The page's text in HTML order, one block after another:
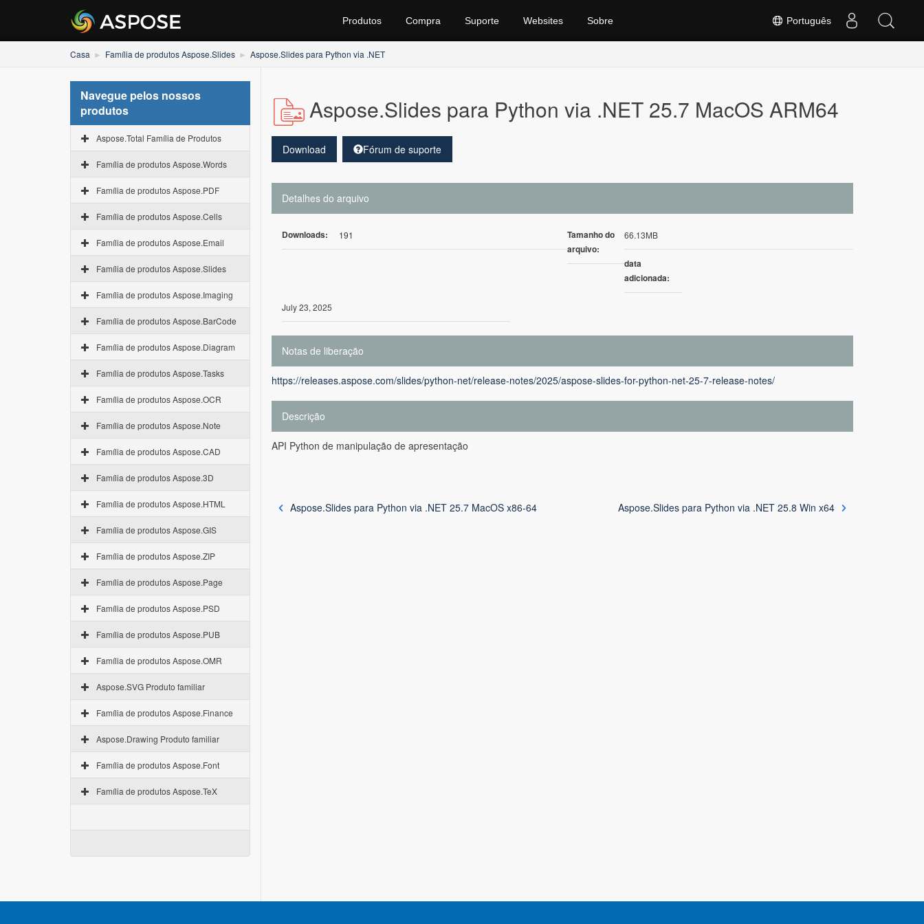
Português
Produtos Compra Suporte Websites Sobre
Casa Família de produtos Aspose.Slides Aspose.Slides para Python via .NET
Navegue pelos nossos
produtos
Aspose.Total Família de Produtos
Família de produtos Aspose.Words
Família de produtos Aspose.PDF
Família de produtos Aspose.Cells
Família de produtos Aspose.Email
Família de produtos Aspose.Slides
Família de produtos Aspose.Imaging
Família de produtos Aspose.BarCode
Família de produtos Aspose.Diagram
Família de produtos Aspose.Tasks
Família de produtos Aspose.OCR
Família de produtos Aspose.Note
Família de produtos Aspose.CAD
Família de produtos Aspose.3D
Família de produtos Aspose.HTML
Família de produtos Aspose.GIS
Família de produtos Aspose.ZIP
Família de produtos Aspose.Page
Família de produtos Aspose.PSD
Família de produtos Aspose.PUB
Família de produtos Aspose.OMR
Aspose.SVG Produto familiar
Família de produtos Aspose.Finance
Aspose.Drawing Produto familiar
Família de produtos Aspose.Font
Família de produtos Aspose.TeX
Aspose.Slides para Python via .NET 25.7 MacOS ARM64
Download Fórum de suporte
Detalhes do arquivo
Downloads: 191
Tamanho do
arquivo:
66.13MB
data
adicionada:
July 23, 2025
Notas de liberação
https://releases.aspose.com/slides/python-net/release-notes/2025/aspose-slides-for-python-net-25-7-release-notes/
Descrição
API Python de manipulação de apresentação
Aspose.Slides para Python via .NET 25.7 MacOS x86-64 Aspose.Slides para Python via .NET 25.8 Win x64